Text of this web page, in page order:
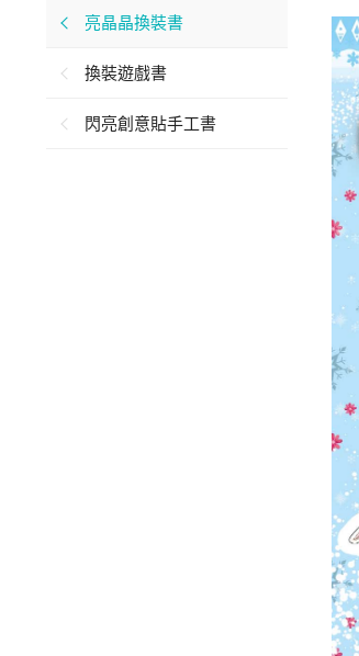
亮晶晶換裝書
換裝遊戲書
閃亮創意貼手工書